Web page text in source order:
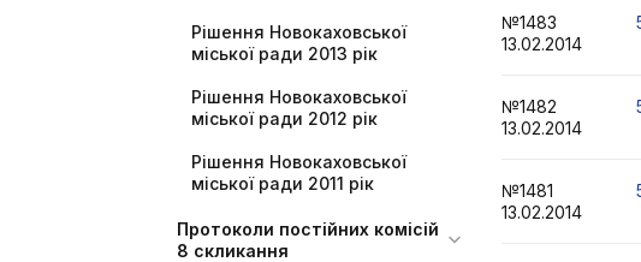
Рішення Новокаховської
міської ради 2013 рік
Рішення Новокаховської
міської ради 2012 рік
Рішення Новокаховської
міської ради 2011 рік
Протоколи постійних комісій
8 скликання
№1483
13.02.2014
№1482
13.02.2014
№1481
13.02.2014